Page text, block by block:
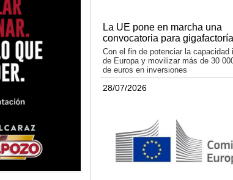
La UE pone en marcha una
convocatoria para
Con el fin de potenciar la capacidad
de Europa y movilizar más de 30
de euros en inversiones
28/07/2026